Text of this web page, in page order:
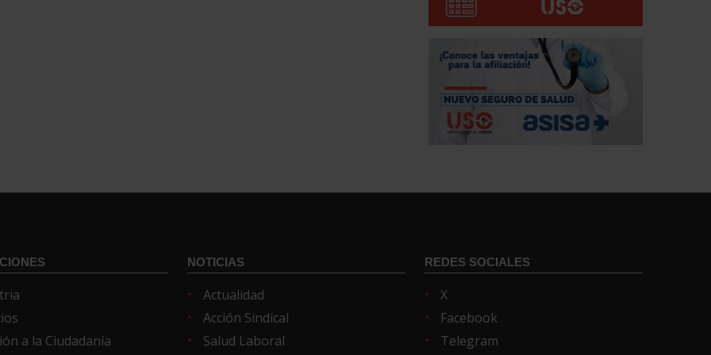
a la Ciudadanía
NOTICIAS
Actualidad
Acción Sindical
Salud Laboral
REDES SOCIALES
X
Facebook
Telegram